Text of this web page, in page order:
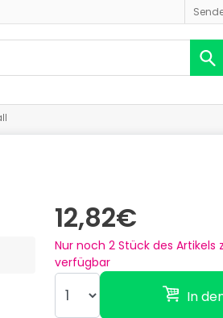
12,82€
Nur noch 2 Stück des Artikels
verfügbar
In